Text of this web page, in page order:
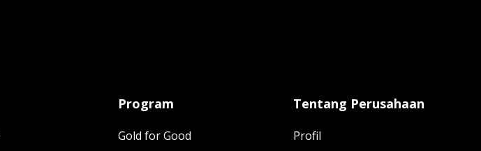
Program
Gold for Good
Tentang Perusahaan
Profil